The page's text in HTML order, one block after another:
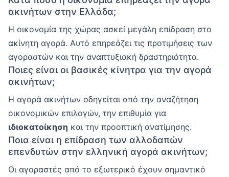
ακινήτων στην Ελλάδα;
Η οικονομία της χώρας ασκεί μεγάλη επίδραση στο
ακίνητη αγορά. Αυτό επηρεάζει τις προτιμήσεις των
αγοραστών και την αναπτυξιακή δραστηριότητα.
Ποιες είναι οι βασικές κίνητρα για την αγορά
ακινήτων;
Η αγορά ακινήτων οδηγείται από την αναζήτηση
οικονομικών επιλογών, την επιθυμία για
ιδιοκατοίκηση και την προοπτική ανατίμησης.
Ποια είναι η επίδραση των αλλοδαπών
επενδυτών στην ελληνική αγορά ακινήτων;
Οι αγοραστές από το εξωτερικό έχουν σημαντικό